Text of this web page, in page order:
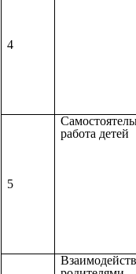
4
5
работа детей